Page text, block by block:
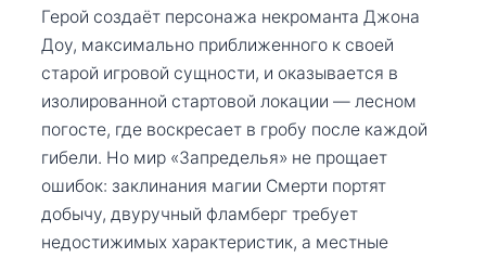
Герой создаёт персонажа некроманта Джона
Доу, максимально приближенного к своей
старой игровой сущности, и оказывается в
изолированной стартовой локации — лесном
погосте, где воскресает в гробу после каждой
гибели. Но мир «Запределья» не прощает
ошибок: заклинания магии Смерти портят
добычу, двуручный фламберг требует
недостижимых характеристик, а местные